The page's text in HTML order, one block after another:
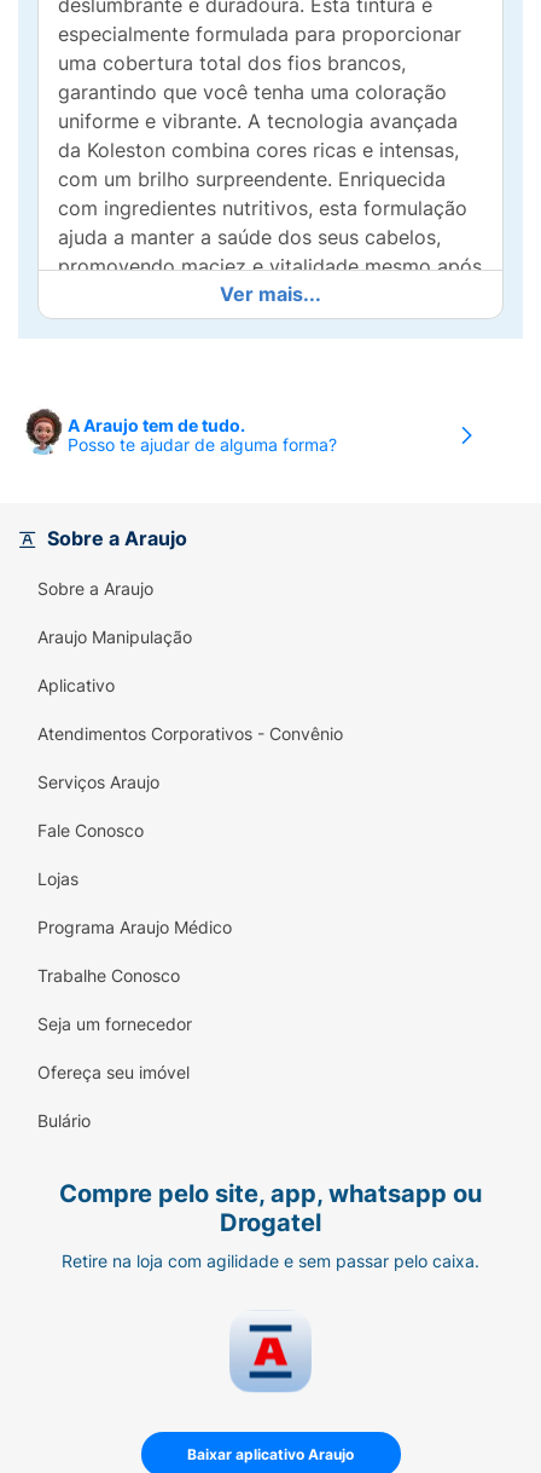
deslumbrante e duradoura. Esta tintura é
especialmente formulada para proporcionar
uma cobertura total dos fios brancos,
garantindo que você tenha uma coloração
uniforme e vibrante. A tecnologia avançada
da Koleston combina cores ricas e intensas,
com um brilho surpreendente. Enriquecida
com ingredientes nutritivos, esta formulação
ajuda a manter a saúde dos seus cabelos,
promovendo maciez e vitalidade mesmo após
a coloração. Aplique facilmente e desfrute de
resultados profissionais no conforto da sua
e o tratamento que eles merecem!
Ver mais...
A Araujo tem de tudo.
Posso te ajudar de alguma forma?
Sobre a Araujo
Sobre a Araujo
Araujo Manipulação
Aplicativo
Atendimentos Corporativos - Convênio
Serviços Araujo
Fale Conosco
Lojas
Programa Araujo Médico
Trabalhe Conosco
Seja um fornecedor
Ofereça seu imóvel
Bulário
Compre pelo site, app, whatsapp ou
Drogatel
Retire na loja com agilidade e sem passar pelo caixa.
Baixar aplicativo Araujo